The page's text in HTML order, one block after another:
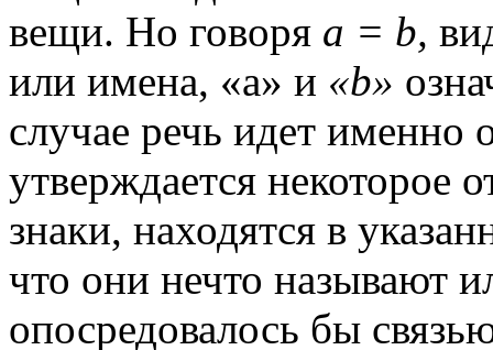
вещи. Но говоря а = b,
или имена, «а» и «b»
случае речь идет
утверждается некоторое
знаки, находятся в
что они нечто называют
опосредовалось бы